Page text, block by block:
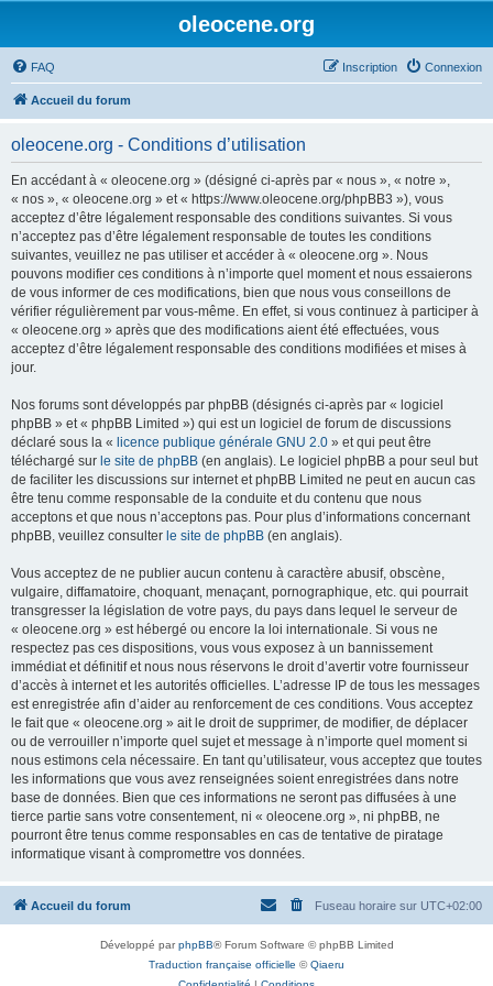
oleocene.org
FAQ Connexion
Inscription
Accueil du forum
oleocene.org - Conditions d’utilisation
En accédant à « oleocene.org » (désigné ci-après par « nous », « notre »,
« nos », « oleocene.org » et « https://www.oleocene.org/phpBB3 »), vous
acceptez d’être légalement responsable des conditions suivantes. Si vous
n’acceptez pas d’être légalement responsable de toutes les conditions
suivantes, veuillez ne pas utiliser et accéder à « oleocene.org ». Nous
pouvons modifier ces conditions à n’importe quel moment et nous essaierons
de vous informer de ces modifications, bien que nous vous conseillons de
vérifier régulièrement par vous-même. En effet, si vous continuez à participer à
« oleocene.org » après que des modifications aient été effectuées, vous
acceptez d’être légalement responsable des conditions modifiées et mises à
jour.
Nos forums sont développés par phpBB (désignés ci-après par « logiciel
phpBB » et « phpBB Limited ») qui est un logiciel de forum de discussions
déclaré sous la « licence publique générale GNU 2.0 » et qui peut être
téléchargé sur le site de phpBB (en anglais). Le logiciel phpBB a pour seul but
de faciliter les discussions sur internet et phpBB Limited ne peut en aucun cas
être tenu comme responsable de la conduite et du contenu que nous
acceptons et que nous n’acceptons pas. Pour plus d’informations concernant
phpBB, veuillez consulter le site de phpBB (en anglais).
Vous acceptez de ne publier aucun contenu à caractère abusif, obscène,
vulgaire, diffamatoire, choquant, menaçant, pornographique, etc. qui pourrait
transgresser la législation de votre pays, du pays dans lequel le serveur de
« oleocene.org » est hébergé ou encore la loi internationale. Si vous ne
respectez pas ces dispositions, vous vous exposez à un bannissement
immédiat et définitif et nous nous réservons le droit d’avertir votre fournisseur
d’accès à internet et les autorités officielles. L’adresse IP de tous les messages
est enregistrée afin d’aider au renforcement de ces conditions. Vous acceptez
le fait que « oleocene.org » ait le droit de supprimer, de modifier, de déplacer
ou de verrouiller n’importe quel sujet et message à n’importe quel moment si
nous estimons cela nécessaire. En tant qu’utilisateur, vous acceptez que toutes
les informations que vous avez renseignées soient enregistrées dans notre
base de données. Bien que ces informations ne seront pas diffusées à une
tierce partie sans votre consentement, ni « oleocene.org », ni phpBB, ne
pourront être tenus comme responsables en cas de tentative de piratage
informatique visant à compromettre vos données.
Accueil du forum Fuseau horaire sur UTC+02:00
Développé parphpBB® Forum Software © phpBB Limited
Traduction française officielle ©Qiaeru